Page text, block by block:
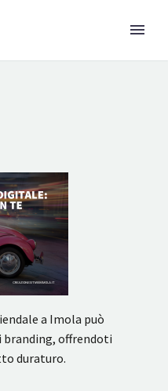
a Imola può
offrendoti
duraturo.